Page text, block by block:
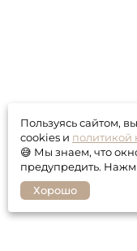
Пользуясь сайтом,
cookies и политикой
😅 Мы знаем, что
предупредить.
Хорошо